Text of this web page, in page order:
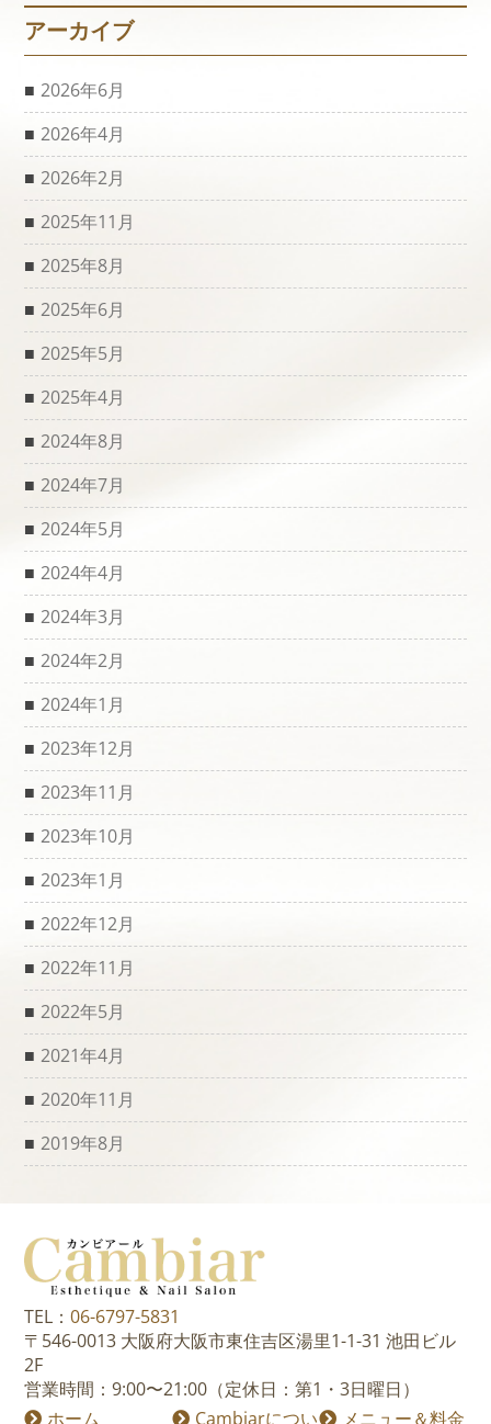
アーカイブ
2026年6月
2026年4月
2026年2月
2025年11月
2025年8月
2025年6月
2025年5月
2025年4月
2024年8月
2024年7月
2024年5月
2024年4月
2024年3月
2024年2月
2024年1月
2023年12月
2023年11月
2023年10月
2023年1月
2022年12月
2022年11月
2022年5月
2021年4月
2020年11月
2019年8月
TEL：06-6797-5831
〒546-0013 大阪府大阪市東住吉区湯里1-1-31 池田ビル
2F
営業時間：9:00〜21:00（定休日：第1・3日曜日）
ホーム
Cambiarについ メニュー＆料金